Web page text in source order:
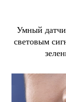
Умный
световым